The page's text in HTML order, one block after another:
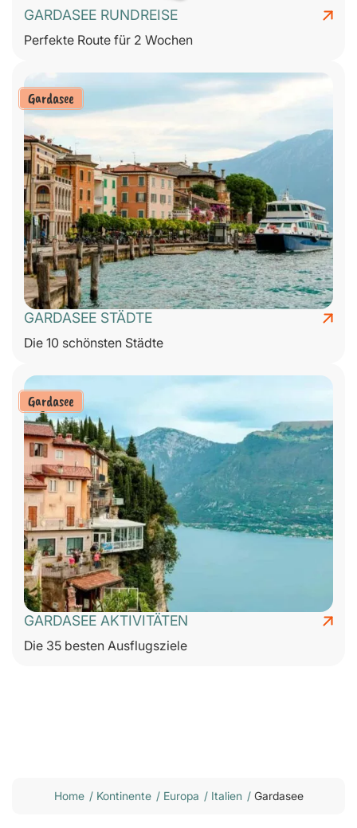
GARDASEE RUNDREISE
Perfekte Route für 2 Wochen
Gardasee
GARDASEE STÄDTE
Die 10 schönsten Städte
Gardasee
GARDASEE AKTIVITÄTEN
Die 35 besten Ausflugsziele
Home / Kontinente / Europa / Italien / Gardasee